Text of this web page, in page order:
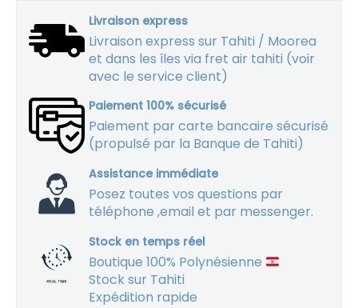
Livraison express
Livraison express sur Tahiti / Moorea
et dans les îles via fret air tahiti (voir
avec le service client)
Paiement 100% sécurisé
Paiement par carte bancaire sécurisé
(propulsé par la Banque de Tahiti)
Assistance immédiate
Posez toutes vos questions par
téléphone ,email et par messenger.
Stock en temps réel
Boutique 100% Polynésienne
Stock sur Tahiti
Expédition rapide